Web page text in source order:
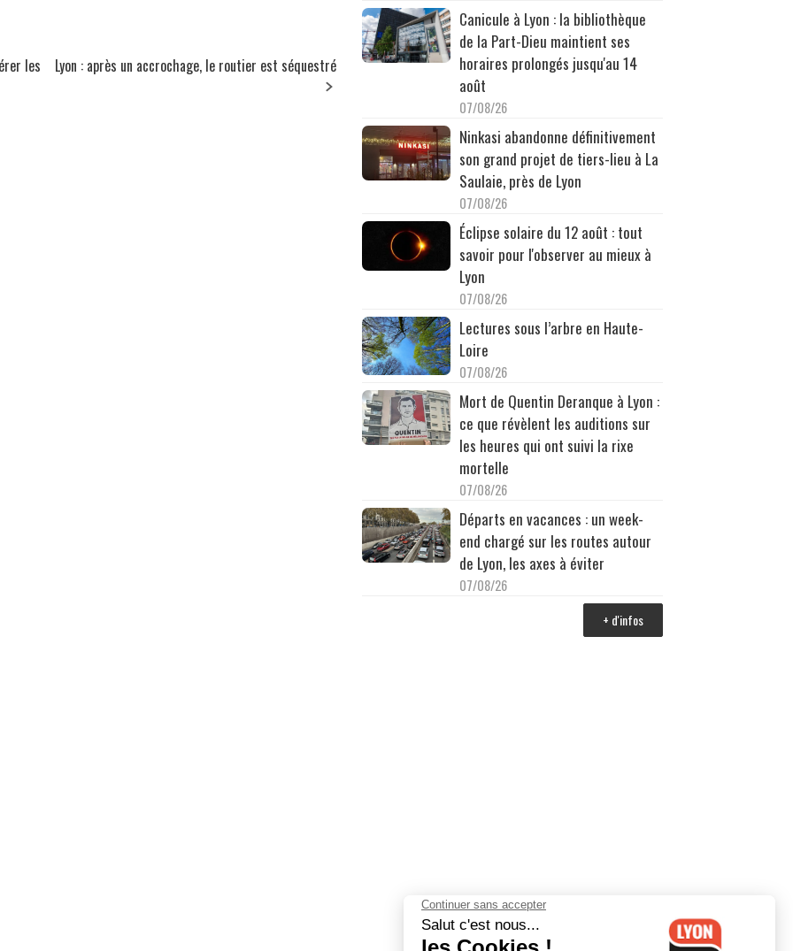
les
Lyon : après un accrochage, le routier est séquestré
Canicule à Lyon : la bibliothèque
de la Part-Dieu maintient ses
horaires prolongés jusqu'au 14
août
07/08/26
Ninkasi abandonne définitivement
son grand projet de tiers-lieu à La
Saulaie, près de Lyon
07/08/26
Éclipse solaire du 12 août : tout
savoir pour l'observer au mieux à
Lyon
07/08/26
Lectures sous l’arbre en Haute-
Loire
07/08/26
Mort de Quentin Deranque à Lyon :
ce que révèlent les auditions sur
les heures qui ont suivi la rixe
mortelle
07/08/26
Départs en vacances : un week-
end chargé sur les routes autour
de Lyon, les axes à éviter
07/08/26
+ d'infos